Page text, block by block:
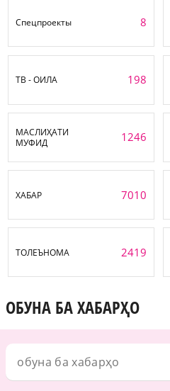
Спецпроекты 8
ТВ - ОИЛА 198
МАСЛИҲАТИ
МУФИД
1246
ХАБАР 7010
ТОЛЕЪНОМА 2419
ОБУНА БА ХАБАРҲО